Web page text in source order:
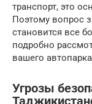
транспорт, это
Поэтому вопрос
становится все
подробно
вашего
Угрозы